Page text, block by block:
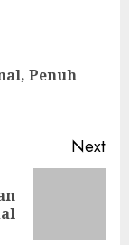
Penuh
Next